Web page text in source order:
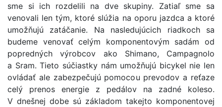
sme si ich rozdelili na dve skupiny. Zatiaľ sme sa
venovali len tým, ktoré slúžia na oporu jazdca a ktoré
umožňujú zatáčanie. Na nasledujúcich riadkoch sa
budeme venovať celým komponentovým sadám od
popredných výrobcov ako Shimano, Campagnolo
a Sram. Tieto súčiastky nám umožňujú bicykel nie len
ovládať ale zabezpečujú pomocou prevodov a reťaze
celý prenos energie z pedálov na zadné koleso.
V dnešnej dobe sú základom takejto komponentovej